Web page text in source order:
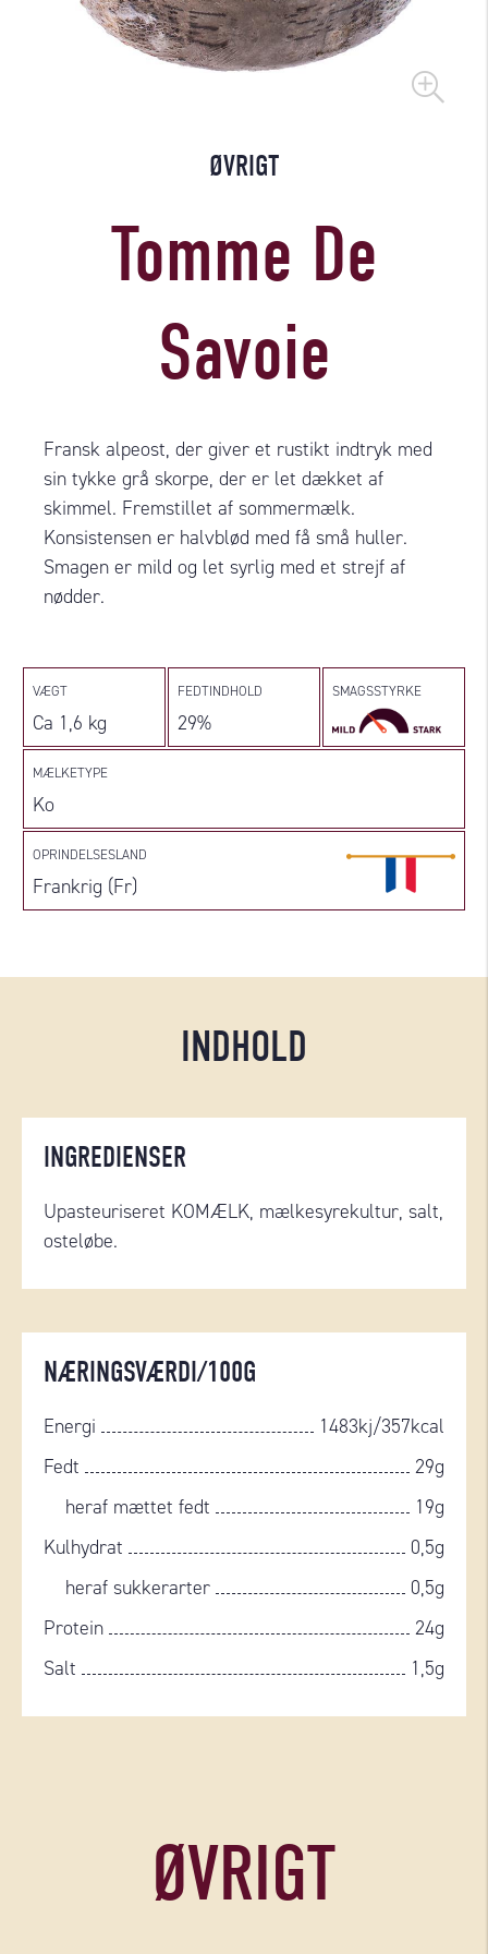
ØVRIGT
Tomme De
Savoie
Fransk alpeost, der giver et rustikt indtryk med
sin tykke grå skorpe, der er let dækket af
skimmel. Fremstillet af sommermælk.
Konsistensen er halvblød med få små huller.
Smagen er mild og let syrlig med et strejf af
nødder.
VÆGT
Ca 1,6 kg
FEDTINDHOLD
29%
SMAGSSTYRKE
MÆLKETYPE
Ko
OPRINDELSESLAND
Frankrig (Fr)
INDHOLD
INGREDIENSER
Upasteuriseret KOMÆLK, mælkesyrekultur, salt,
osteløbe.
NÆRINGSVÆRDI/100G
Energi
1483kj/357kcal
Fedt
29g
heraf mættet fedt
19g
Kulhydrat
0,5g
heraf sukkerarter
0,5g
Protein
24g
Salt
1,5g
ØVRIGT